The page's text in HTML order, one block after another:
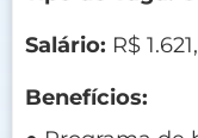
Salário: R$
Benefícios: